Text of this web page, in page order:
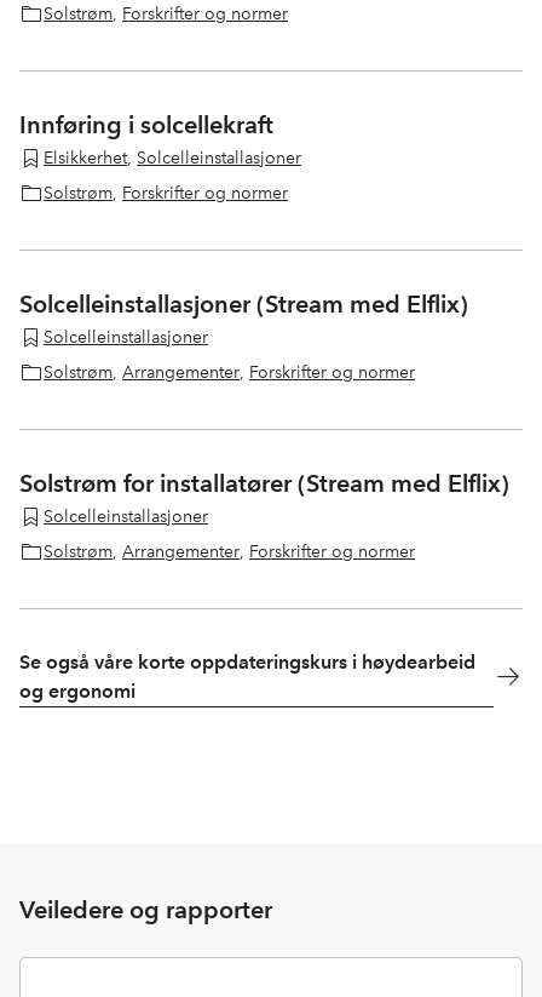
Solstrøm, Forskrifter og normer
Innføring i solcellekraft
Elsikkerhet, Solcelleinstallasjoner
Solstrøm, Forskrifter og normer
Solcelleinstallasjoner (Stream med Elflix)
Solcelleinstallasjoner
Solstrøm, Arrangementer, Forskrifter og normer
Solstrøm for installatører (Stream med Elflix)
Solcelleinstallasjoner
Solstrøm, Arrangementer, Forskrifter og normer
Se også våre korte oppdateringskurs i høydearbeid
og ergonomi
Veiledere og rapporter